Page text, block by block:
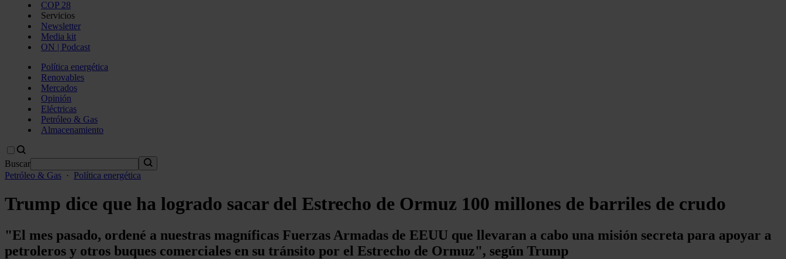
COP 28
Servicios
Newsletter
Media kit
ON | Podcast
Política energética
Renovables
Mercados
Opinión
Eléctricas
Petróleo & Gas
Almacenamiento
Buscar
Petróleo & Gas · Política energética
Trump dice que ha logrado sacar del Estrecho de Ormuz 100 millones de barriles de crudo
"El mes pasado, ordené a nuestras magníficas Fuerzas Armadas de EEUU que llevaran a cabo una misión secreta para apoyar a
petroleros y otros buques comerciales en su tránsito por el Estrecho de Ormuz", según Trump